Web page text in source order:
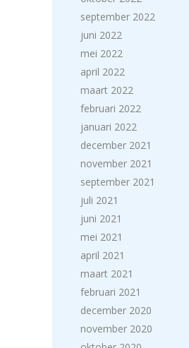
september 2022
juni 2022
mei 2022
april 2022
maart 2022
februari 2022
januari 2022
december 2021
november 2021
september 2021
juli 2021
juni 2021
mei 2021
april 2021
maart 2021
februari 2021
december 2020
november 2020